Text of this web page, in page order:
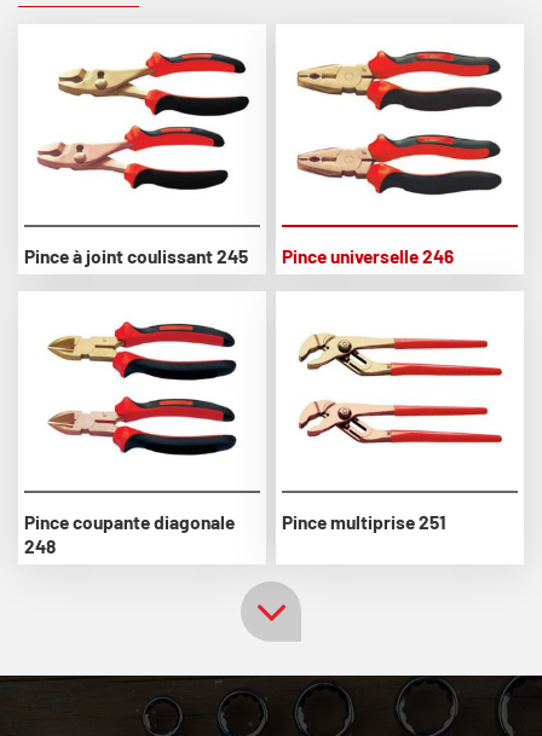
Pince à joint coulissant 245 Pince universelle 246
Pince coupante diagonale
248
Pince multiprise 251